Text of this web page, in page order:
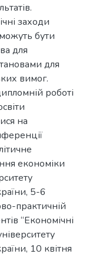
заходи
бути
для
для
вимог.
роботі
на
економіки
5-6
практичній
“Економічні
10 квітня